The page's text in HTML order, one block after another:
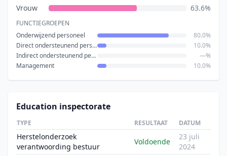
Vrouw
63.6%
FUNCTIEGROEPEN
Onderwijzend personeel
80.0%
Direct ondersteunend personeel
10.0%
Indirect ondersteunend personeel
—%
Management
10.0%
Education inspectorate
TYPE RESULTAAT DATUM
Herstelonderzoek
verantwoording bestuur
Voldoende
23 juli
2024